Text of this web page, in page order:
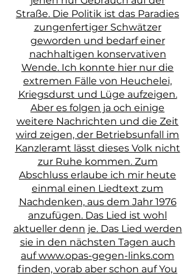
Straße. Die Politik ist das Paradies
zungenfertiger Schwätzer
geworden und bedarf einer
nachhaltigen konservativen
Wende. Ich konnte hier nur die
extremen Fälle von Heuchelei,
Kriegsdurst und Lüge aufzeigen.
Aber es folgen ja och einige
weitere Nachrichten und die Zeit
wird zeigen, der Betriebsunfall im
Kanzleramt lässt dieses Volk nicht
zur Ruhe kommen. Zum
Abschluss erlaube ich mir heute
einmal einen Liedtext zum
Nachdenken, aus dem Jahr 1976
anzufügen. Das Lied ist wohl
aktueller denn je. Das Lied werden
sie in den nächsten Tagen auch
auf www.opas-gegen-links.com
finden, vorab aber schon auf You